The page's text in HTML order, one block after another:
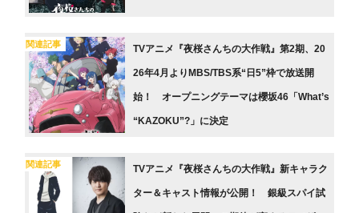
関連記事 TVアニメ『夜桜さんちの大作戦』第2期、20
26年4月よりMBS/TBS系“日5”枠で放送開
始！ オープニングテーマは櫻坂46「What’s
“KAZOKU”?」に決定
関連記事 TVアニメ『夜桜さんちの大作戦』新キャラク
ター＆キャスト情報が公開！ 銀級スパイ試